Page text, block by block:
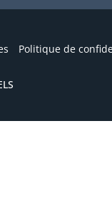
Politique de